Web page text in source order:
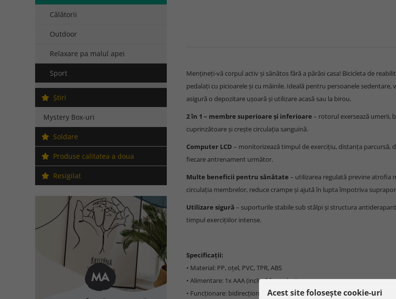
Călătorii
Outdoor
Relaxare pa malul apei
Sport
Ştiri
Mystery Box-uri
Soldare
Produse calitatea a doua
Resigilat
Mențineți-vă corpul activ și sănătos fără a părăsi casa! Bicicleta de
pedalați cu picioarele și cu mâinile. Ideală pentru persoanele
asigură o depozitare ușoară și utilizare acasă sau la birou.
2 în 1 – membre superioare și inferioare – rotorul exersează umerii,
cuprinzătoare și crește circulația sanguină.
Computer LCD – monitorizează timpul de exercițiu, distanța parcursă,
fiecare antrenament următor.
Multe beneficii pentru sănătate – utilizarea regulată previne atrofia
circulația membrelor, reduce crampe și ajută în lupta împotriva
Utilizare sigură – suporturile stabile sub stâlpi și structura
timpul exercițiilor intense.
Specificații:
• Material: PP, oțel, PVC, TPR, ABS
• Alimentare: 1x AAA (inclusă în pachet)
• Funcționare: bidirecționalăAcest site folosește cookie-uri